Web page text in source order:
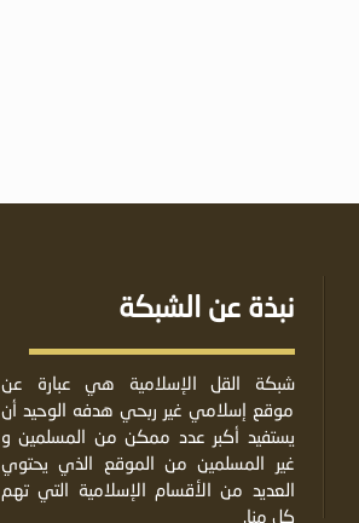
نبذة عن الشبكة
شبكة القل الإسلامية هي عبارة عن
موقع إسلامي غير ربحي هدفه الوحيد أن
يستفيد أكبر عدد ممكن من المسلمين و
غير المسلمين من الموقع الذي يحتوي
العديد من الأقسام الإسلامية التي تهم
كل منا.